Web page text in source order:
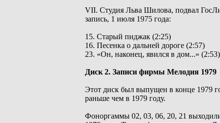
VII. Студия Льва Шилова, подвал
запись, 1 июля 1975 года:
15. Старый пиджак (2:25)
16. Песенка о дальней дороге (2:57)
23. «Он, наконец, явился в дом...» (2:53)
Диск 2. Записи фирмы Мелодия 1979
Этот диск был выпущен в конце 1979
раньше чем в 1979 году.
Фоноргаммы 02, 03, 06, 20, 21